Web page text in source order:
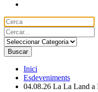
Inici
Esdeveniments
04.08.26 La La Land a